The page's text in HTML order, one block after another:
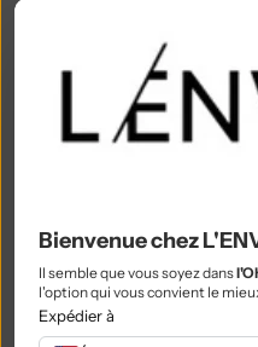
Îles Pitcairn
Pologne (PLN zł)
Roumanie (RON
Bienvenue chez
Il semble que vous soyez dans
l'option qui vous convient le
Expédier à